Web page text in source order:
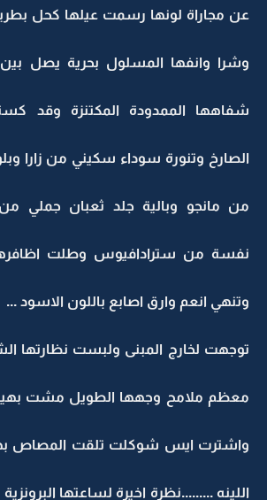
وشرا وانفها المسلول بحرية يصل بين
شفاهها الممدودة المكتنزة وقد
الصارخ وتنورة سوداء سكيني من زارا
من مانجو وبالية جلد ثعبان جملي
نفسة من سترادافيوس وطلت اظافرها
وتنهي انعم وارق اصابع باللون الاسود ...
توجهت لخارج المبنى ولبست نظارتها
معظم ملامح وجهها الطويل مشت
واشترت ايس شوكلت تلقت المصاص
اللينه .........نظرة اخيرة لساعتها